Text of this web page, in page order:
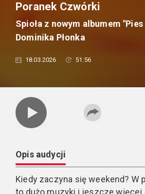
Poranek Czwórki
Spioła z nowym albumem
Dominika Płonka
18.03.2026 51:56
Opis audycji
Kiedy zaczyna się weekend? W
to dużo muzyki i jeszcze